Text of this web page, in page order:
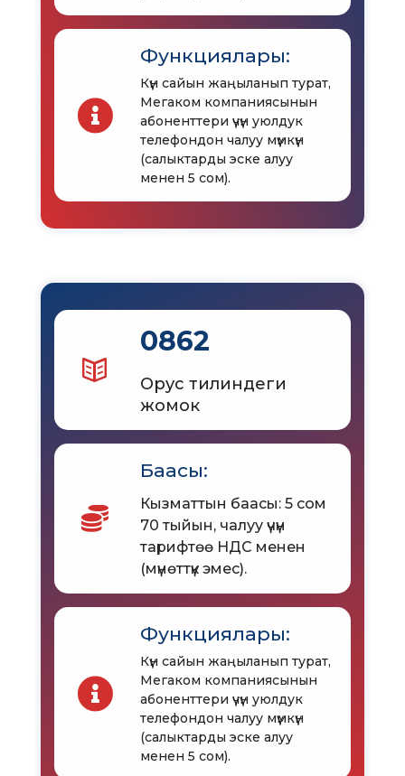
Функциялары:
Күн сайын жаңыланып турат,
Мегаком компаниясынын
абоненттери үчүн уюлдук
телефондон чалуу мүмкүн
(салыктарды эске алуу
менен 5 сом).
0862
Орус тилиндеги
жомок
Баасы:
Кызматтын баасы: 5 сом
70 тыйын, чалуу үчүн
тарифтөө НДС менен
(мүнөттүк эмес).
Функциялары:
Күн сайын жаңыланып турат,
Мегаком компаниясынын
абоненттери үчүн уюлдук
телефондон чалуу мүмкүн
(салыктарды эске алуу
менен 5 сом).